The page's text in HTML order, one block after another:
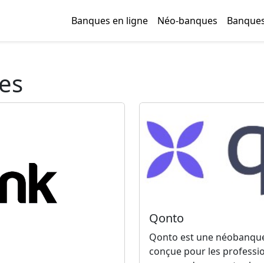
Banques en ligne Néo-banques
Qonto
Qonto est une
conçue pour les